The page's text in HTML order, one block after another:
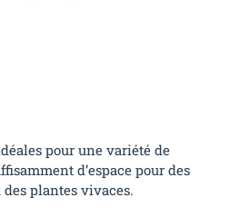
pour une variété de
d’espace pour des
des plantes vivaces.